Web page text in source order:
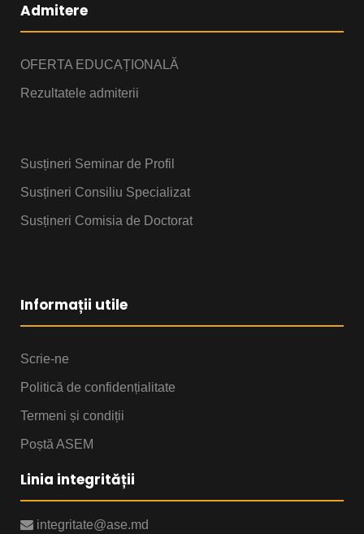
Admitere
OFERTA EDUCAȚIONALĂ
Rezultatele admiterii
Susțineri Seminar de Profil
Susțineri Consiliu Specializat
Susțineri Comisia de Doctorat
Informații utile
Scrie-ne
Politică de confidențialitate
Termeni și condiții
Poștă ASEM
Linia integrității
integritate@ase.md